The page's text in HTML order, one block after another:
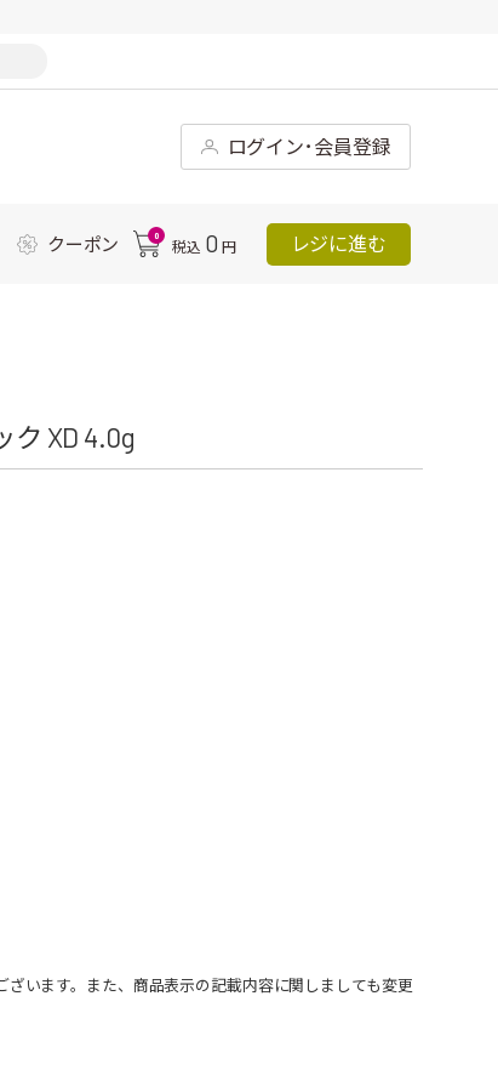
ログイン･会員登録
クーポン 0
税込 0 円 レジに進む
ク XD 4.0g
います。また、商品表示の記載内容に関しましても変更